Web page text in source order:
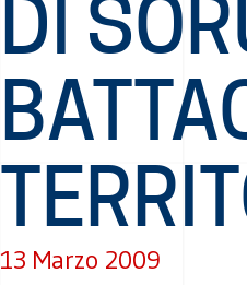
DI
13 Marzo 2009